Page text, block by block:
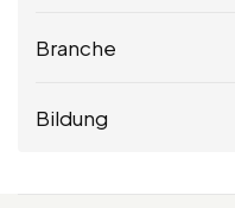
Branche
Bildung